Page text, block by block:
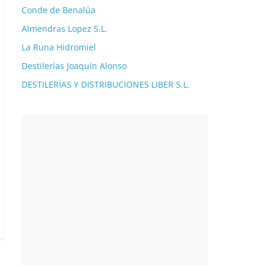
Conde de Benalúa
Almendras Lopez S.L.
La Runa Hidromiel
Destilerías Joaquín Alonso
DESTILERÍAS Y DISTRIBUCIONES LIBER S.L.